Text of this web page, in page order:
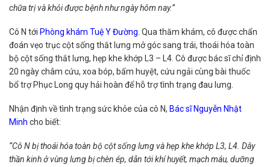
chữa trị và khỏi được bệnh như ngày hôm nay.”
Cô N tới Phòng khám Tuệ Y Đường . Qua thăm khám, cô được chẩn
đoán vẹo trục cột sống thắt lưng mở góc sang trái, thoái hóa toàn
bộ cột sống thắt lưng, hẹp khe khớp L3 – L4. Cô được bác sĩ chỉ định
20 ngày châm cứu, xoa bóp, bấm huyệt, cứu ngải cùng bài thuốc
bổ trợ Phục Long quy hải hoàn để hỗ trợ tình trạng đau lưng.
Nhận định về tình trạng sức khỏe của cô N, Bác sĩ Nguyễn Nhật
Minh cho biết:
“Cô N bị thoái hóa toàn bộ cột sống lưng và hẹp khe khớp L3, L4. Dây
thần kinh ở vùng lưng bị chèn ép, dẫn tới khí huyết, mạch máu, dưỡng